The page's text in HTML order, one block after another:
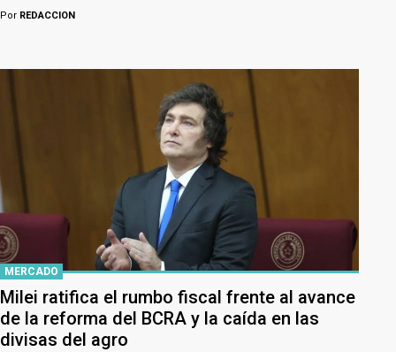
Por REDACCION
MERCADO
Milei ratifica el rumbo fiscal frente al avance
de la reforma del BCRA y la caída en las
divisas del agro